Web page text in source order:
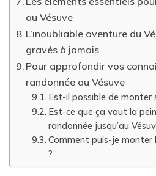
au Vésuve
L’inoubliable aventure du
gravés à jamais
Pour approfondir vos
randonnée au Vésuve
Est-il possible de monter
Est-ce que ça vaut la
randonnée jusqu’au
Comment puis-je monter
?